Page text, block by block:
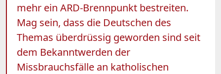
mehr ein ARD-Brennpunkt bestreiten.
Mag sein, dass die Deutschen des
Themas überdrüssig geworden sind seit
dem Bekanntwerden der
Missbrauchsfälle an katholischen